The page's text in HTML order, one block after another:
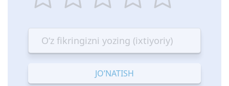
star
Terrible
stars
—
Bad
stars
—
OK
stars
—
Good
stars
—
Excellent